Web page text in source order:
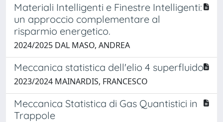
Materiali Intelligenti e Finestre Intelligenti:
un approccio complementare al
risparmio energetico.
2024/2025 DAL MASO, ANDREA
Meccanica statistica dell'elio 4 superfluido
2023/2024 MAINARDIS, FRANCESCO
Meccanica Statistica di Gas Quantistici in
Trappole